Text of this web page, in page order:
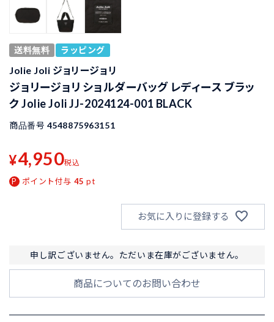
送料無料 ラッピング
Jolie Joli ジョリージョリ
ジョリージョリ ショルダーバッグ レディース ブラッ
ク Jolie Joli JJ-2024124-001 BLACK
商品番号 4548875963151
¥4,950税込
ポイント付与 45 pt
お気に入りに登録する
申し訳ございません。ただいま在庫がございません。
商品についてのお問い合わせ